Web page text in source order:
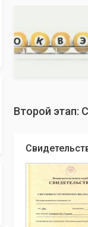
Второй этап: